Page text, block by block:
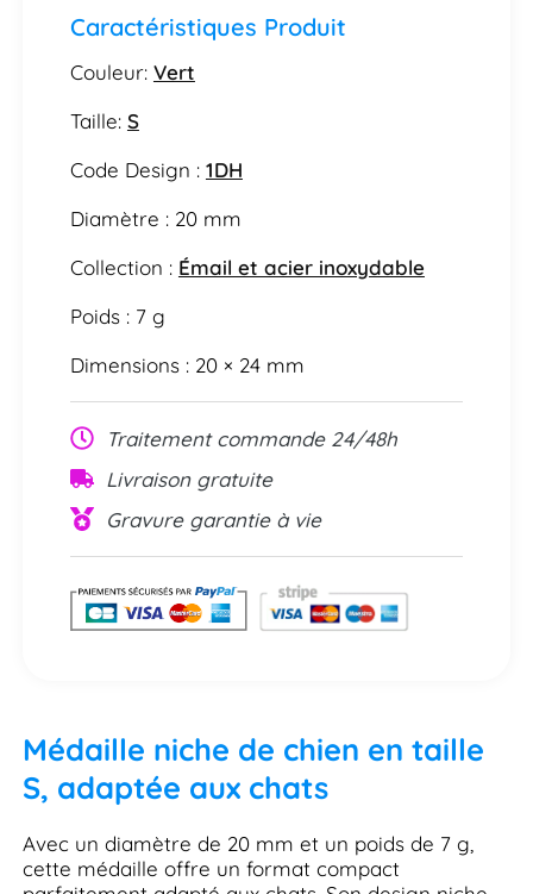
Caractéristiques Produit
Couleur: Vert
Taille: S
Code Design : 1DH
Diamètre : 20 mm
Collection : Émail et acier inoxydable
Poids : 7 g
Dimensions : 20 × 24 mm
Traitement commande 24/48h
Livraison gratuite
Gravure garantie à vie
Médaille niche de chien en taille
S, adaptée aux chats
Avec un diamètre de 20 mm et un poids de 7 g,
cette médaille offre un format compact